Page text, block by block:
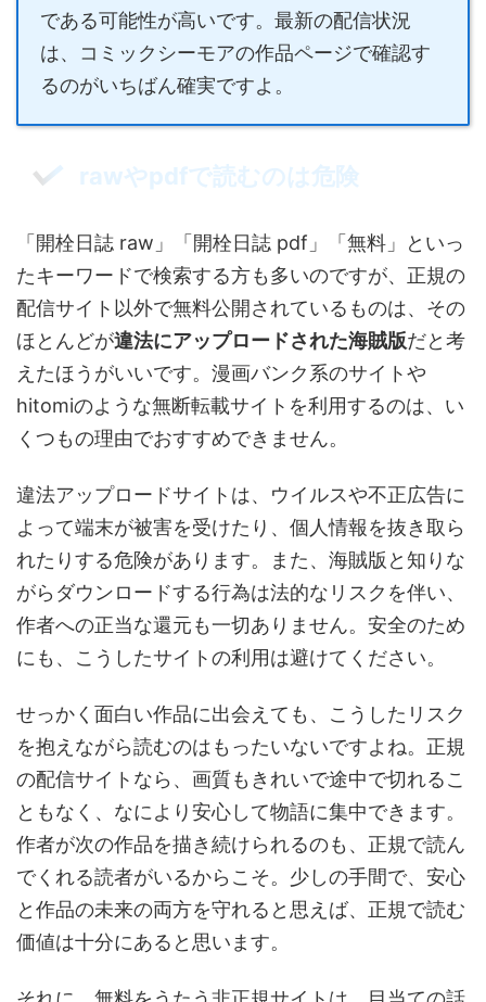
である可能性が高いです。最新の配信状況
は、コミックシーモアの作品ページで確認す
るのがいちばん確実ですよ。
rawやpdfで読むのは危険
「開栓日誌 raw」「開栓日誌 pdf」「無料」といっ
たキーワードで検索する方も多いのですが、正規の
配信サイト以外で無料公開されているものは、その
ほとんどが違法にアップロードされた海賊版だと考
えたほうがいいです。漫画バンク系のサイトや
hitomiのような無断転載サイトを利用するのは、い
くつもの理由でおすすめできません。
違法アップロードサイトは、ウイルスや不正広告に
よって端末が被害を受けたり、個人情報を抜き取ら
れたりする危険があります。また、海賊版と知りな
がらダウンロードする行為は法的なリスクを伴い、
作者への正当な還元も一切ありません。安全のため
にも、こうしたサイトの利用は避けてください。
せっかく面白い作品に出会えても、こうしたリスク
を抱えながら読むのはもったいないですよね。正規
の配信サイトなら、画質もきれいで途中で切れるこ
ともなく、なにより安心して物語に集中できます。
作者が次の作品を描き続けられるのも、正規で読ん
でくれる読者がいるからこそ。少しの手間で、安心
と作品の未来の両方を守れると思えば、正規で読む
価値は十分にあると思います。